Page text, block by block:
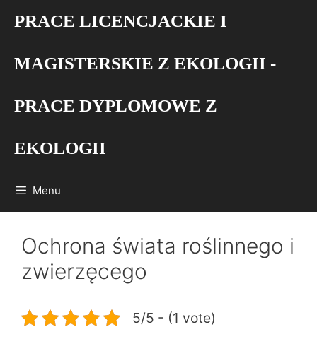
PRACE LICENCJACKIE I
MAGISTERSKIE Z EKOLOGII -
PRACE DYPLOMOWE Z
EKOLOGII
Menu
Ochrona świata roślinnego i
zwierzęcego
5/5 - (1 vote)